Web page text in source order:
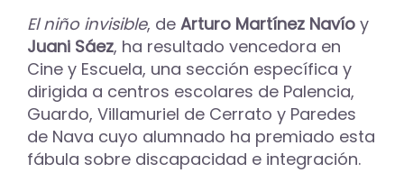
El niño invisible, de Arturo Martínez Navío y
Juani Sáez, ha resultado vencedora en
Cine y Escuela, una sección específica y
dirigida a centros escolares de Palencia,
Guardo, Villamuriel de Cerrato y Paredes
de Nava cuyo alumnado ha premiado esta
fábula sobre discapacidad e integración.